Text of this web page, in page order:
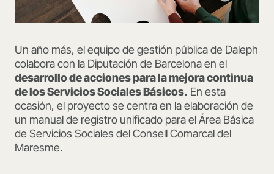
Un año más, el equipo de gestión pública de Daleph
colabora con la Diputación de Barcelona en el
desarrollo de acciones para la mejora continua
de los Servicios Sociales Básicos. En esta
ocasión, el proyecto se centra en la elaboración de
un manual de registro unificado para el Área Básica
de Servicios Sociales del Consell Comarcal del
Maresme.